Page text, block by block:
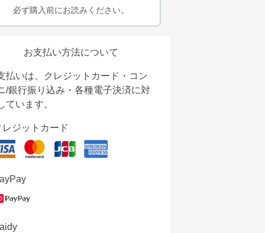
必ず購入前にお読みください。
お支払い方法について
払いは、クレジットカード・コン
/銀行振り込み・各種電子決済に対
ています。
レジットカード